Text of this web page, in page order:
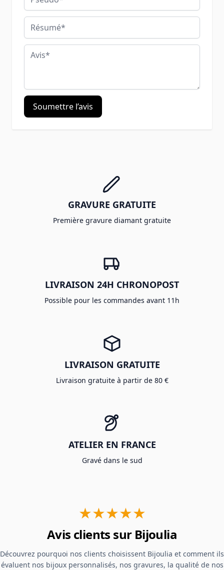
Résumé
Avis
Soumettre l’avis
GRAVURE GRATUITE
Première gravure diamant gratuite
LIVRAISON 24H CHRONOPOST
Possible pour les commandes avant 11h
LIVRAISON GRATUITE
Livraison gratuite à partir de 80 €
ATELIER EN FRANCE
Gravé dans le sud
★★★★★
Avis clients sur Bijoulia
Découvrez pourquoi nos clients choisissent Bijoulia et comment ils
évaluent nos bijoux personnalisés, nos gravures, la qualité de nos